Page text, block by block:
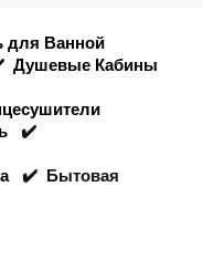
для Ванной
Душевые Кабины
✔️
✔️ Бытовая